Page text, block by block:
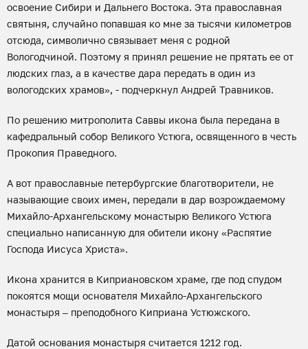
освоение Сибири и Дальнего Востока. Эта православная
святыня, случайно попавшая ко мне за тысячи километров
отсюда, символично связывает меня с родной
Вологодчиной. Поэтому я принял решение не прятать ее от
людских глаз, а в качестве дара передать в один из
вологодских храмов», - подчеркнул Андрей Травников.
По решению митрополита Саввы икона была передана в
кафедральный собор Великого Устюга, освященного в честь
Прокопия Праведного.
А вот православные петербургские благотворители, не
называющие своих имен, передали в дар возрождаемому
Михайло-Архангельскому монастырю Великого Устюга
специально написанную для обители икону «Распятие
Господа Иисуса Христа».
Икона хранится в Киприановском храме, где под спудом
покоятся мощи основателя Михайло-Архангельского
монастыря – преподобного Киприана Устюжского.
Датой основания монастыря считается 1212 год.